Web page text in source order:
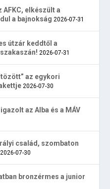
AFKC, elkészült a
a bajnokság 2026-07-31
útzár keddtől a
2026-07-31
az egykori
2026-07-30
az Alba és a MÁV
család, szombaton
2026-07-30
bronzérmes a junior